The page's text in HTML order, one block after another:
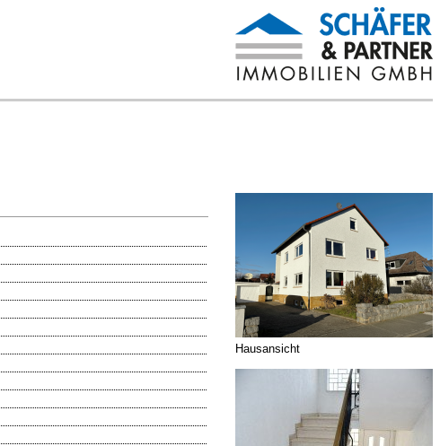
Hausansicht